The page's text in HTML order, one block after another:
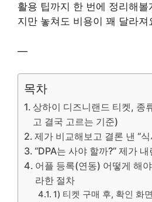
활용 팁까지 한 번에 정리해
지만 놓쳐도 비용이 꽤 달라져
—
목차
상하이 디즈니랜드 티켓, 종
고 결국 고르는 기준)
제가 비교해보고 결론 낸 “
“DPA는 사야 할까?” 제가
어플 등록(연동) 어떻게 해
라한 절차
1) 티켓 구매 후, 확인 화